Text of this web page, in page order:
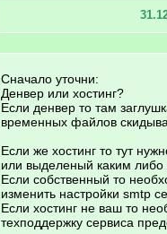
Сначало уточни:
Денвер или хостинг?
Если денвер то там
временных файлов
Если же хостинг то тут
или выделеный каким либо
Если собственный то
изменить настройки smtp
Если хостинг не ваш то
техподдержку сервиса